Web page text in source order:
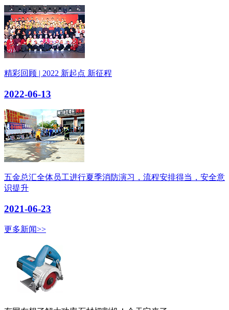
精彩回顾 | 2022 新起点 新征程
2022-06-13
五金总汇全体员工进行夏季消防演习，流程安排得当，安全意
识提升
2021-06-23
更多新闻>>